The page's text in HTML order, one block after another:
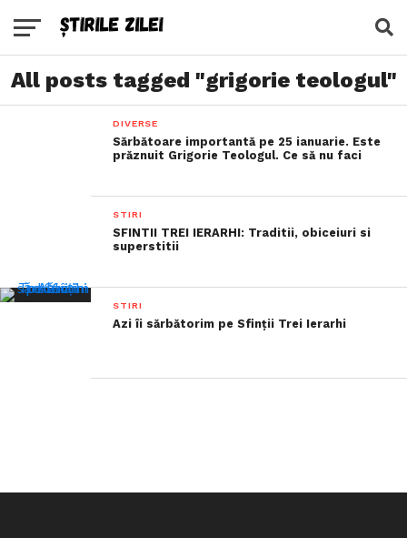
All posts tagged "grigorie teologul"
DIVERSE
Sărbătoare importantă pe 25 ianuarie. Este
prăznuit Grigorie Teologul. Ce să nu faci
STIRI
SFINTII TREI IERARHI: Traditii, obiceiuri si
superstitii
STIRI
Azi îi sărbătorim pe Sfinții Trei Ierarhi